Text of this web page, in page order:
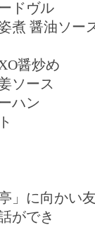
ドヴル
煮 醤油ソー
醤炒め
ソース
ハン
」に向かい
ができ